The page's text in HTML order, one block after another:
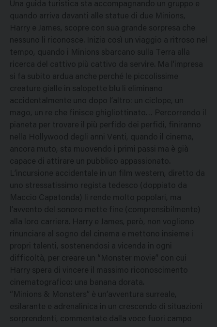
Una guida turistica sta accompagnando un gruppo e
quando arriva davanti alle statue di due Minions,
Harry e James, scopre con sua grande sorpresa che
nessuno li riconosce. Inizia così un viaggio a ritroso nel
tempo, quando i Minions sbarcano sulla Terra alla
ricerca del cattivo più cattivo da servire. Ma l’impresa
si fa subito ardua anche perché le piccolissime
creature gialle in salopette blu li eliminano
accidentalmente uno dopo l’altro: un ciclope, un
mago, un re che finisce ghigliottinato… Percorrendo il
pianeta per trovare il più perfido dei perfidi, finiranno
nella Hollywood degli anni Venti, quando il cinema,
ancora muto, sta muovendo i primi passi ma è già
capace di attirare un pubblico appassionato.
L’incursione accidentale in un film western, diretto da
uno stressatissimo regista tedesco (doppiato da
Maccio Capatonda) li rende molto popolari, ma
l’avvento del sonoro mette fine (comprensibilmente)
alla loro carriera. Harry e James, però, non vogliono
rinunciare al sogno del cinema e mettono insieme i
propri talenti, sostenendosi a vicenda in ogni
difficoltà, per creare un “Monster movie” con cui
Harry spera di vincere il massimo riconoscimento
cinematografico: una banana dorata.
“Minions & Monsters” è un’avventura surreale,
esilarante e adrenalinica in un crescendo di situazioni
sorprendenti, commentate dalla voce fuori campo